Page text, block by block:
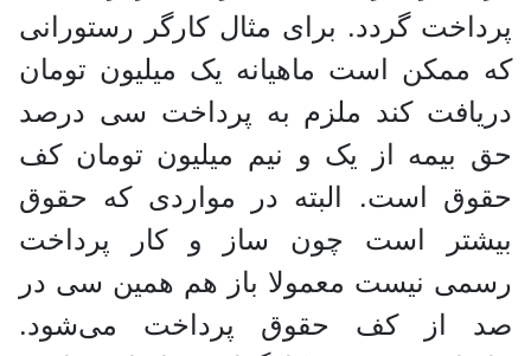
پرداخت گردد. برای مثال کارگر رستورانی
که ممکن است ماهیانه یک میلیون تومان
دریافت کند ملزم به پرداخت سی درصد
حق بیمه از یک و نیم میلیون تومان کف
حقوق است. البته در مواردی که حقوق
بیشتر است چون ساز و کار پرداخت
رسمی نیست معمولا باز هم همین سی در
صد از کف حقوق پرداخت می‌شود.